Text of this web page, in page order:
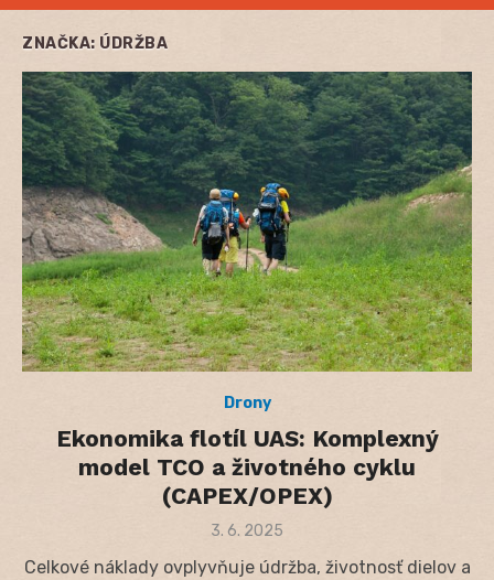
ZNAČKA: ÚDRŽBA
Drony
Ekonomika flotíl UAS: Komplexný
model TCO a životného cyklu
(CAPEX/OPEX)
Posted
3. 6. 2025
Celkové náklady ovplyvňuje údržba, životnosť dielov a